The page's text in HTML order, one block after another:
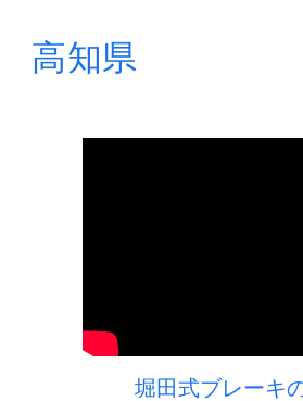
高知県
堀田式ブレーキ